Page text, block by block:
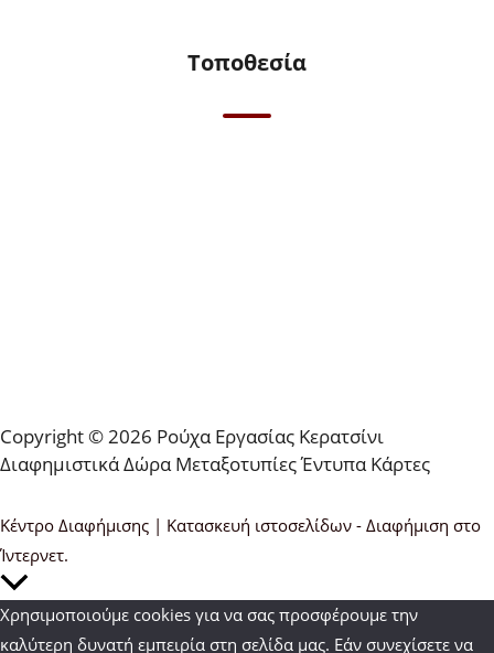
Τοποθεσία
Copyright © 2026 Ρούχα Εργασίας Κερατσίνι
Διαφημιστικά Δώρα Μεταξοτυπίες Έντυπα Κάρτες
Κέντρο Διαφήμισης | Κατασκευή ιστοσελίδων - Διαφήμιση στο
Ίντερνετ.
στην
κορυφή
Χρησιμοποιούμε cookies για να σας προσφέρουμε την
καλύτερη δυνατή εμπειρία στη σελίδα μας. Εάν συνεχίσετε να